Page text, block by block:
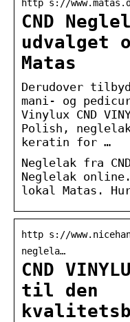
http s://
CND
udvalget
Matas
Derudover
mani- og
Vinylux CND
Polish,
keratin for …
Neglelak fra
Neglelak
lokal Matas.
http s://
neglela…
CND
til den